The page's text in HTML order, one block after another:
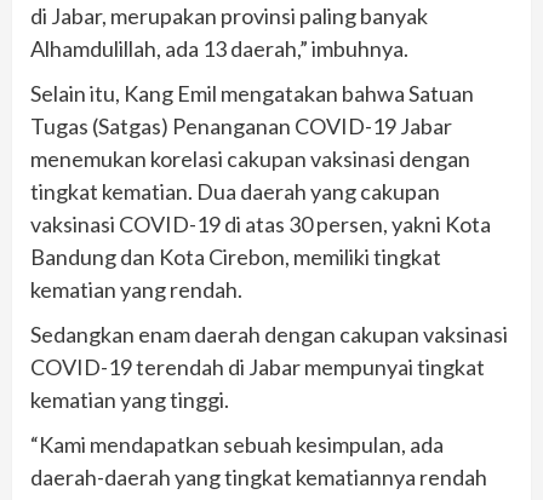
di Jabar, merupakan provinsi paling banyak
Alhamdulillah, ada 13 daerah,” imbuhnya.
Selain itu, Kang Emil mengatakan bahwa Satuan
Tugas (Satgas) Penanganan COVID-19 Jabar
menemukan korelasi cakupan vaksinasi dengan
tingkat kematian. Dua daerah yang cakupan
vaksinasi COVID-19 di atas 30 persen, yakni Kota
Bandung dan Kota Cirebon, memiliki tingkat
kematian yang rendah.
Sedangkan enam daerah dengan cakupan vaksinasi
COVID-19 terendah di Jabar mempunyai tingkat
kematian yang tinggi.
“Kami mendapatkan sebuah kesimpulan, ada
daerah-daerah yang tingkat kematiannya rendah